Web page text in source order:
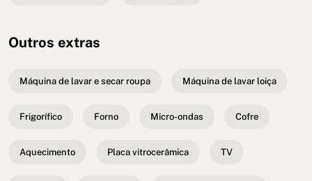
Outros extras
Máquina de lavar e secar roupa Máquina de lavar loiça
Frigorífico Forno Micro-ondas Cofre
Aquecimento Placa vitrocerâmica TV